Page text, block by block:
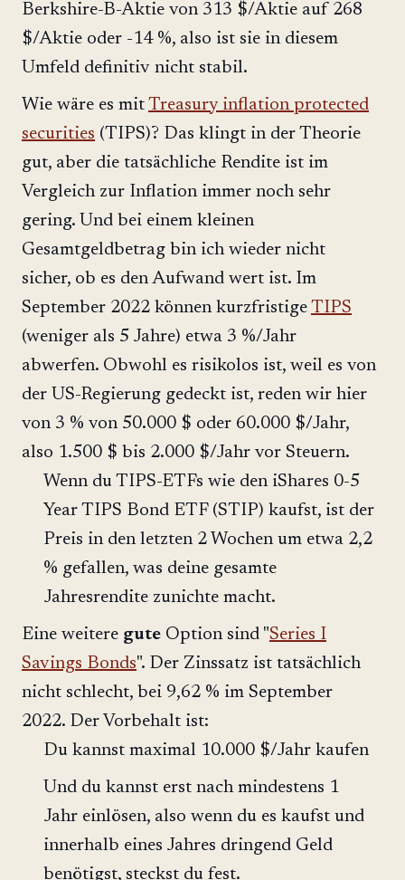
Berkshire-B-Aktie von 313 $/Aktie auf 268
$/Aktie oder -14 %, also ist sie in diesem
Umfeld definitiv nicht stabil.
Wie wäre es mit Treasury inflation protected
securities (TIPS)? Das klingt in der Theorie
gut, aber die tatsächliche Rendite ist im
Vergleich zur Inflation immer noch sehr
gering. Und bei einem kleinen
Gesamtgeldbetrag bin ich wieder nicht
sicher, ob es den Aufwand wert ist. Im
September 2022 können kurzfristige TIPS
(weniger als 5 Jahre) etwa 3 %/Jahr
abwerfen. Obwohl es risikolos ist, weil es von
der US-Regierung gedeckt ist, reden wir hier
von 3 % von 50.000 $ oder 60.000 $/Jahr,
also 1.500 $ bis 2.000 $/Jahr vor Steuern.
Wenn du TIPS-ETFs wie den iShares 0-5
Year TIPS Bond ETF (STIP) kaufst, ist der
Preis in den letzten 2 Wochen um etwa 2,2
% gefallen, was deine gesamte
Jahresrendite zunichte macht.
Eine weitere gute Option sind "Series I
Savings Bonds". Der Zinssatz ist tatsächlich
nicht schlecht, bei 9,62 % im September
2022. Der Vorbehalt ist:
Du kannst maximal 10.000 $/Jahr kaufen
Und du kannst erst nach mindestens 1
Jahr einlösen, also wenn du es kaufst und
innerhalb eines Jahres dringend Geld
benötigst, steckst du fest.